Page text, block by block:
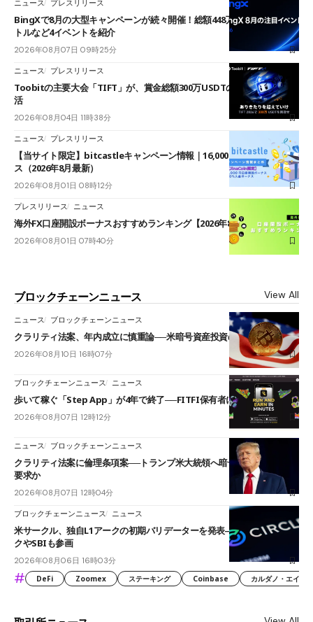
ニュース プレスリリース
BingXで8月の大型キャンペーンが続々開催！総額448万USDT超のAIバ
トルなど4イベントを紹介
2026年08月07日 09時25分
ニュース プレスリリース
Toobitの主要大会「TIFT」が、賞金総額300万USDTのレースとして復
活
2026年08月04日 11時38分
ニュース プレスリリース
【当サイト限定】bitcastleキャンペーン情報｜16,000円口座開設ボーナ
ス（2026年8月最新）
2026年08月01日 08時12分
プレスリリース ニュース
海外FX口座開設ボーナスおすすめランキング【2026年8月最新】
2026年08月01日 07時40分
ブロックチェーンニュース View All
ニュース ブロックチェーンニュース
クラリティ法案、年内成立に慎重論──米暗号資産投資の海外流出懸念も
2026年08月10日 16時07分
ブロックチェーンニュース ニュース
歩いて稼ぐ「Step App」が4年で終了──FITFI保有者に対応呼びかけ
2026年08月07日 12時12分
ニュース ブロックチェーンニュース
クラリティ法案に倫理条項案──トランプ米大統領へ暗号資産事業の売却
要求か
2026年08月07日 12時04分
ブロックチェーンニュース ニュース
米サークル、独自L1アークの初期バリデーターを発表――ブラックロッ
クやSBIも参画
2026年08月06日 16時03分
# DeFi Zoomex ステーキング Coinbase カルダノ・エイ